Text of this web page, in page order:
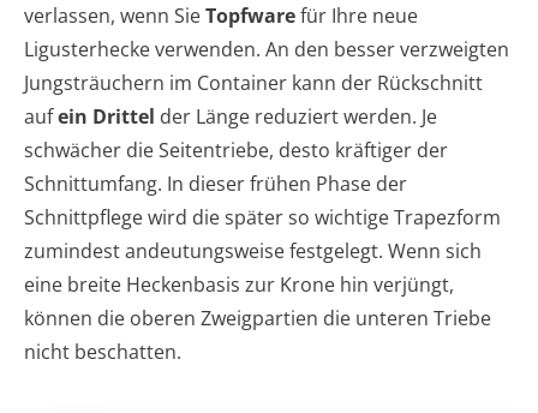
verlassen, wenn SieTopfwarefür Ihre neue
Ligusterhecke verwenden. An den besser verzweigten
Jungsträuchern im Container kann der Rückschnitt
aufein Drittel der Länge reduziert werden. Je
schwächer die Seitentriebe, desto kräftiger der
Schnittumfang. In dieser frühen Phase der
Schnittpflege wird die später so wichtige Trapezform
zumindest andeutungsweise festgelegt. Wenn sich
eine breite Heckenbasis zur Krone hin verjüngt,
können die oberen Zweigpartien die unteren Triebe
nicht beschatten.